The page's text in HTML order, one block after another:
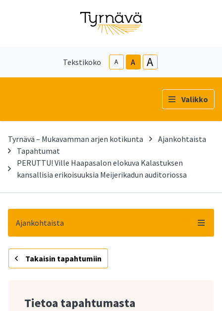
Tekstikoko A A A
Valikko
Tyrnävä – Mukavamman arjen kotikunta
Ajankohtaista
Tapahtumat
PERUTTU! Ville Haapasalon elokuva Kalastuksen
kansallisia erikoisuuksia Meijerikadun auditoriossa
Ajankohtaista
Takaisin tapahtumiin
Tietoa tapahtumasta